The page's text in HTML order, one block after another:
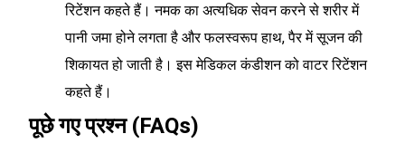
रिटेंशन कहते हैं। नमक का अत्यधिक सेवन करने से शरीर में
पानी जमा होने लगता है और फलस्वरूप हाथ, पैर में सूजन की
शिकायत हो जाती है। इस मेडिकल कंडीशन को वाटर रिटेंशन
कहते हैं।
पूछे गए प्रश्न (FAQs)